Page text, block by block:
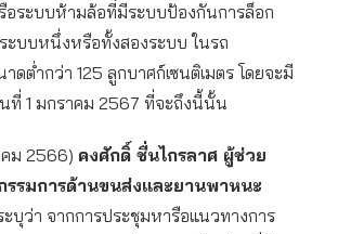
อระบบห้ามล้อที่มีระบบป้องกันการล็อก
ะบบหนึ่งหรือทั้งสองระบบ ในรถ
ดต่ำกว่า 125 ลูกบาศก์เซนติเมตร โดยจะมี
ที่ 1 มกราคม 2567 ที่จะถึงนี้นั้น
ม 2566) คงศักดิ์ ชื่นไกรลาศ ผู้ช่วย
รรมการด้านขนส่งและยานพาหนะ
ะบุว่า จากการประชุมหารือแนวทางการ